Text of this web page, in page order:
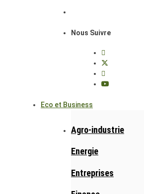
Nous Suivre
Eco et Business
Agro-industrie
Energie
Entreprises